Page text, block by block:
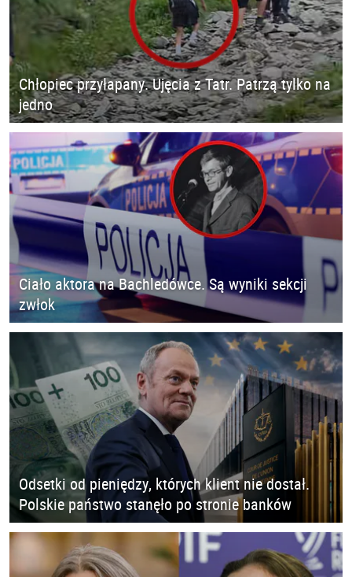
Chłopiec przyłapany. Ujęcia z Tatr. Patrzą tylko na
jedno
Ciało aktora na Bachledówce. Są wyniki sekcji
zwłok
Odsetki od pieniędzy, których klient nie dostał.
Polskie państwo stanęło po stronie banków